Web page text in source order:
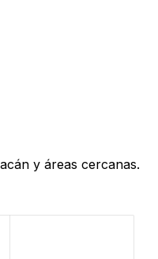
y áreas cercanas.